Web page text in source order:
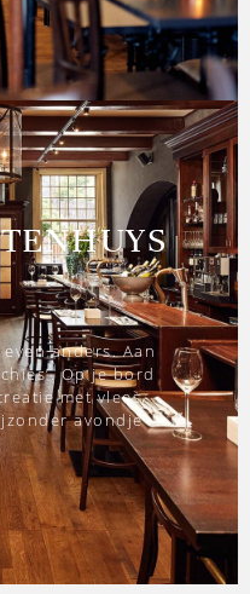
anders. Aan
Op je bord
met vlees,
avondje